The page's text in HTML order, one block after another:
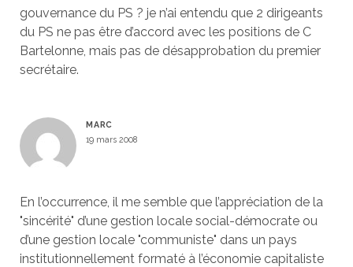
gouvernance du PS ? je n’ai entendu que 2 dirigeants
du PS ne pas être d’accord avec les positions de C
Bartelonne, mais pas de désapprobation du premier
secrétaire.
MARC
19 mars 2008
En l’occurrence, il me semble que l’appréciation de la
"sincérité" d’une gestion locale social-démocrate ou
d’une gestion locale "communiste" dans un pays
institutionnellement formaté à l’économie capitaliste